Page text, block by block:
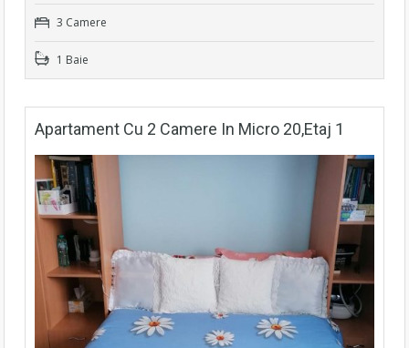
3 Camere
1 Baie
Apartament Cu 2 Camere In Micro 20,etaj 1